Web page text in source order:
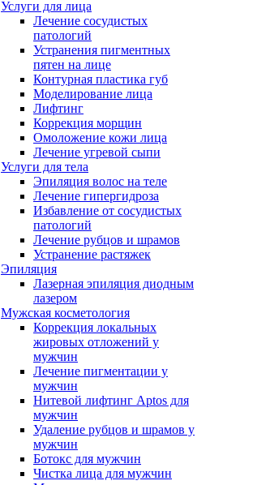
Услуги для лица
Лечение сосудистых
патологий
Устранения пигментных
пятен на лице
Контурная пластика губ
Моделирование лица
Лифтинг
Коррекция морщин
Омоложение кожи лица
Лечение угревой сыпи
Услуги для тела
Эпиляция волос на теле
Лечение гипергидроза
Избавление от сосудистых
патологий
Лечение рубцов и шрамов
Устранение растяжек
Эпиляция
Лазерная эпиляция диодным
лазером
Мужская косметология
Коррекция локальных
жировых отложений у
мужчин
Лечение пигментации у
мужчин
Нитевой лифтинг Aptos для
мужчин
Удаление рубцов и шрамов у
мужчин
Ботокс для мужчин
Чистка лица для мужчин